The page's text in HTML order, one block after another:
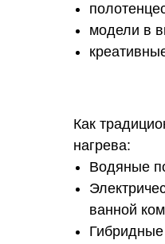
модели в
Как
нагрева:
Водяные
ванной